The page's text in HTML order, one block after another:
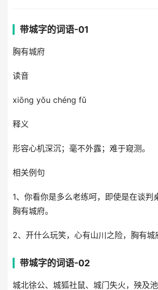
带城字的词语-01
胸有城府
读音
xiōng yǒu chéng fǔ
释义
形容心机深沉；毫不外露；难于窥测。
相关例句
1、你看你是多么老练呵，即使是在谈判
胸有城府。
2、开什么玩笑，心有山川之险，胸有城
带城字的词语-02
城北徐公、城狐社鼠、城门失火，殃及